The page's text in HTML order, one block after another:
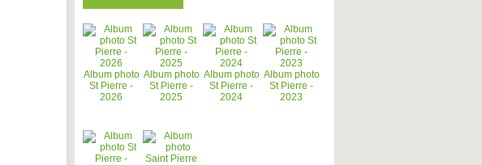
Album photo
St Pierre -
2026
Album photo
St Pierre -
2025
Album photo
St Pierre -
2024
Album photo
St Pierre -
2023